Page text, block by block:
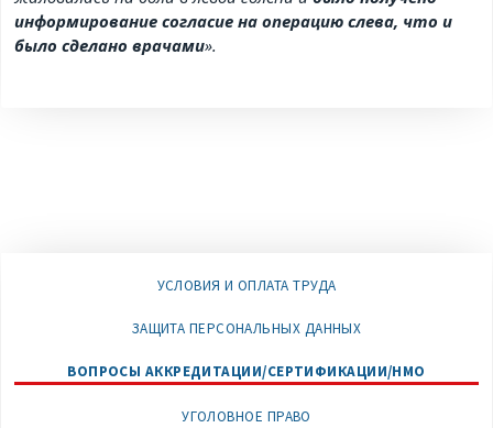
информирование согласие на операцию слева, что и
было сделано врачами».
УСЛОВИЯ И ОПЛАТА ТРУДА
ЗАЩИТА ПЕРСОНАЛЬНЫХ ДАННЫХ
ВОПРОСЫ АККРЕДИТАЦИИ/СЕРТИФИКАЦИИ/НМО
УГОЛОВНОЕ ПРАВО